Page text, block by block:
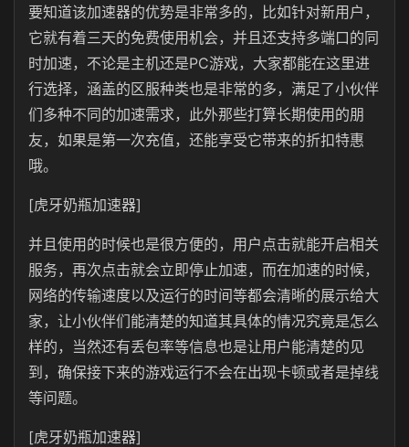
要知道该加速器的优势是非常多的，比如针对新用户，
它就有着三天的免费使用机会，并且还支持多端口的同
时加速，不论是主机还是PC游戏，大家都能在这里进
行选择，涵盖的区服种类也是非常的多，满足了小伙伴
们多种不同的加速需求，此外那些打算长期使用的朋
友，如果是第一次充值，还能享受它带来的折扣特惠
哦。
[虎牙奶瓶加速器]
并且使用的时候也是很方便的，用户点击就能开启相关
服务，再次点击就会立即停止加速，而在加速的时候，
网络的传输速度以及运行的时间等都会清晰的展示给大
家，让小伙伴们能清楚的知道其具体的情况究竟是怎么
样的，当然还有丢包率等信息也是让用户能清楚的见
到，确保接下来的游戏运行不会在出现卡顿或者是掉线
等问题。
[虎牙奶瓶加速器]